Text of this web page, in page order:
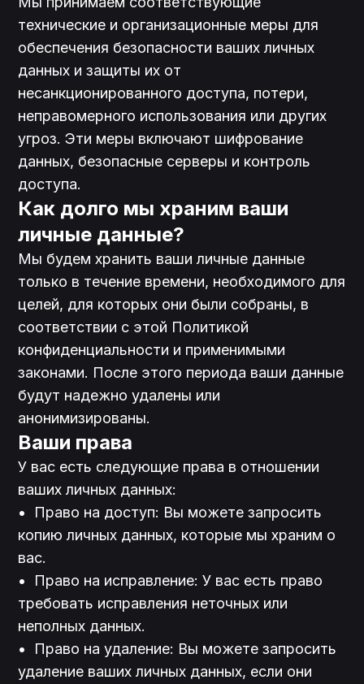
технические и организационные меры для
обеспечения безопасности ваших личных
данных и защиты их от
несанкционированного доступа, потери,
неправомерного использования или других
угроз. Эти меры включают шифрование
данных, безопасные серверы и контроль
доступа.
Как долго мы храним ваши
личные данные?
Мы будем хранить ваши личные данные
только в течение времени, необходимого для
целей, для которых они были собраны, в
соответствии с этой Политикой
конфиденциальности и применимыми
законами. После этого периода ваши данные
будут надежно удалены или
анонимизированы.
Ваши права
У вас есть следующие права в отношении
ваших личных данных:
•	Право на доступ: Вы можете запросить
копию личных данных, которые мы храним о
вас.
•	Право на исправление: У вас есть право
требовать исправления неточных или
неполных данных.
•	Право на удаление: Вы можете запросить
удаление ваших личных данных, если они